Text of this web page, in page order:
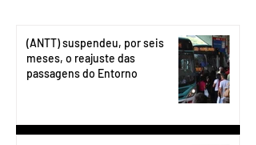
(ANTT) suspendeu, por seis
meses, o reajuste das
passagens do Entorno